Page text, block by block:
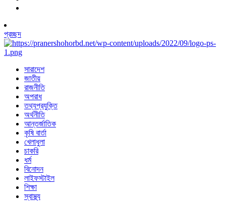
প্রচ্ছদ
সারাদেশ
জাতীয়
রাজনীতি
অপরাধ
তথ্যপ্রযুক্তি
অর্থনীতি
আন্তর্জাতিক
কৃষি বার্তা
খেলাধুলা
চাকরি
ধর্ম
বিনোদন
লাইফস্টাইল
শিক্ষা
স্বাস্থ্য